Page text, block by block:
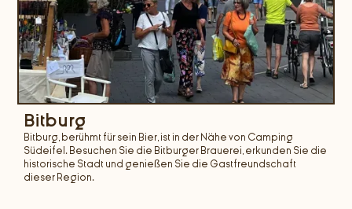
Bitburg
Bitburg, berühmt für sein Bier, ist in der Nähe von Camping
Südeifel. Besuchen Sie die Bitburger Brauerei, erkunden Sie die
historische Stadt und genießen Sie die Gastfreundschaft
dieser Region.